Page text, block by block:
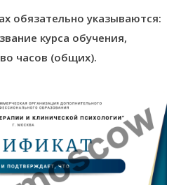
обязательно указываются:
курса обучения,
часов (общих).